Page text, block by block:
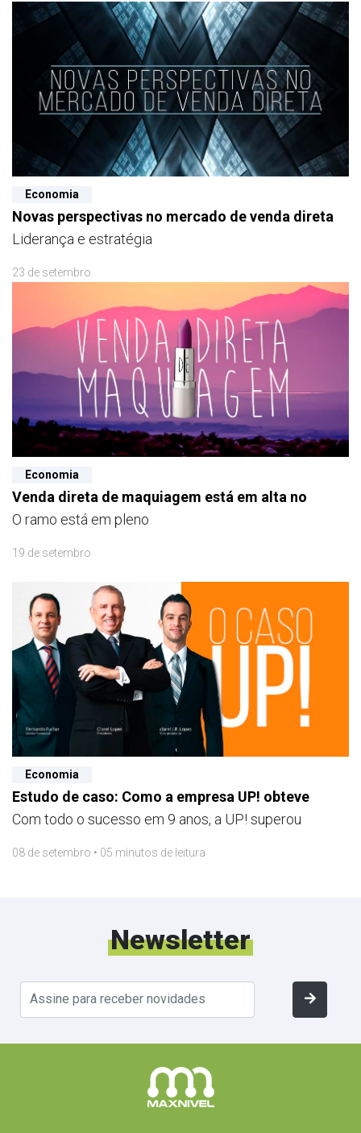
Economia
Novas perspectivas no mercado de venda direta
Liderança e estratégia
23 de setembro
Economia
Venda direta de maquiagem está em alta no
O ramo está em pleno
19 de setembro
Economia
Estudo de caso: Como a empresa UP! obteve
Com todo o sucesso em 9 anos, a UP! superou
08 de setembro • 05 minutos de leitura
Newsletter